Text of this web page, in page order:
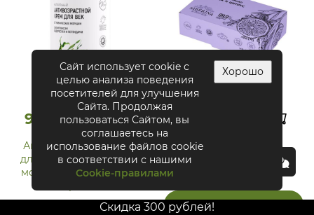
929₽
Антивозрастной крем
для век от мимических
морщин с комплексом
пептидами
Отзывы (319)
699₽
Натуральное мыло
"Лаванда и цитрус"
В КОРЗИНУ
Сайт использует cookie с
целью анализа поведения
посетителей для улучшения
Сайта. Продолжая
пользоваться Сайтом, вы
соглашаетесь на
использование файлов cookie
в соответствии с нашими
Cookie-правилами
Хорошо
Скидка 300 рублей!